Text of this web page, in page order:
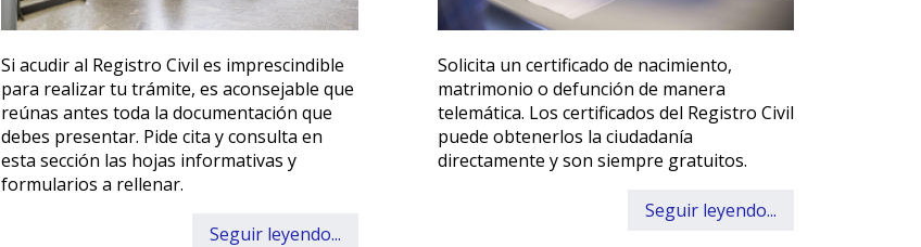
Si acudir al Registro Civil es imprescindible
para realizar tu trámite, es aconsejable que
reúnas antes toda la documentación que
debes presentar. Pide cita y consulta en
esta sección las hojas informativas y
formularios a rellenar.
Seguir leyendo...
Solicita un certificado de nacimiento,
matrimonio o defunción de manera
telemática. Los certificados del Registro Civil
puede obtenerlos la ciudadanía
directamente y son siempre gratuitos.
Seguir leyendo...